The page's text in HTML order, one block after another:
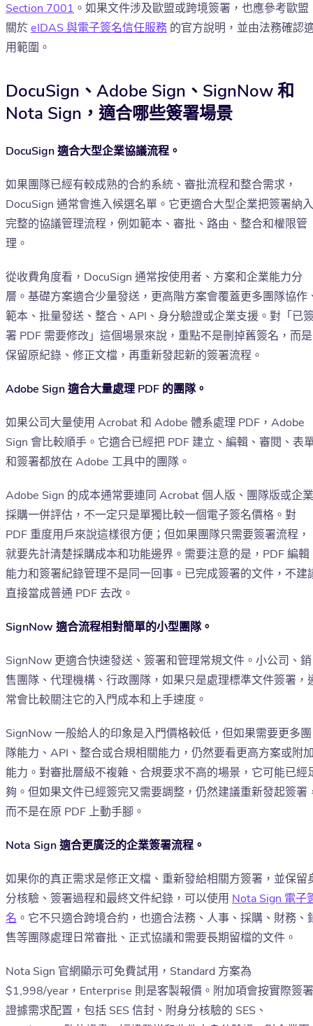
Section 7001 。如果文件涉及歐盟或跨境簽署，也應參考歐盟
關於eIDAS 與電子簽名信任服務 的官方說明，並由法務確認
用範圍。
DocuSign、Adobe Sign、SignNow 和
Nota Sign，適合哪些簽署場景
DocuSign 適合大型企業協議流程。
如果團隊已經有較成熟的合約系統、審批流程和整合需求，
DocuSign 通常會進入候選名單。它更適合大型企業把簽署納入
完整的協議管理流程，例如範本、審批、路由、整合和權限管
理。
從收費角度看，DocuSign 通常按使用者、方案和企業能力分
層。基礎方案適合少量發送，更高階方案會覆蓋更多團隊協作
範本、批量發送、整合、API、身分驗證或企業支援。對「已
署 PDF 需要修改」這個場景來說，重點不是刪掉舊簽名，而是
保留原紀錄、修正文檔，再重新發起新的簽署流程。
Adobe Sign 適合大量處理 PDF 的團隊。
如果公司大量使用 Acrobat 和 Adobe 體系處理 PDF，Adobe
Sign 會比較順手。它適合已經把 PDF 建立、編輯、審閱、表
和簽署都放在 Adobe 工具中的團隊。
Adobe Sign 的成本通常要連同 Acrobat 個人版、團隊版或企業
採購一併評估，不一定只是單獨比較一個電子簽名價格。對
PDF 重度用戶來說這樣很方便；但如果團隊只需要簽署流程，
就要先計清楚採購成本和功能邊界。需要注意的是，PDF 編輯
能力和簽署紀錄管理不是同一回事。已完成簽署的文件，不建
直接當成普通 PDF 去改。
SignNow 適合流程相對簡單的小型團隊。
SignNow 更適合快速發送、簽署和管理常規文件。小公司、銷
售團隊、代理機構、行政團隊，如果只是處理標準文件簽署，
常會比較關注它的入門成本和上手速度。
SignNow 一般給人的印象是入門價格較低，但如果需要更多團
隊能力、API、整合或合規相關能力，仍然要看更高方案或附
能力。對審批層級不複雜、合規要求不高的場景，它可能已經
夠。但如果文件已經簽完又需要調整，仍然建議重新發起簽署
而不是在原 PDF 上動手腳。
Nota Sign 適合更廣泛的企業簽署流程。
如果你的真正需求是修正文檔、重新發給相關方簽署，並保留
分核驗、簽署過程和最終文件紀錄，可以使用 Nota Sign 電子
名 。它不只適合跨境合約，也適合法務、人事、採購、財務、
售等團隊處理日常審批、正式協議和需要長期留檔的文件。
Nota Sign 官網顯示可免費試用，Standard 方案為
$1,998/year，Enterprise 則是客製報價。附加項會按實際簽署
證據需求配置，包括 SES 信封、附身分核驗的 SES、